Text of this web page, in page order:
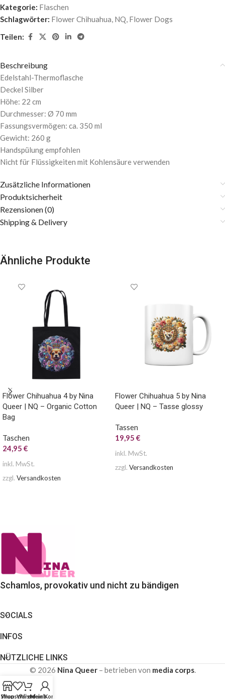
Kategorie: Flaschen
Schlagwörter: Flower Chihuahua, NQ, Flower Dogs
Teilen:
Beschreibung
Edelstahl-Thermoflasche
Deckel Silber
Höhe: 22 cm
Durchmesser: Ø 70 mm
Fassungsvermögen: ca. 350 ml
Gewicht: 260 g
Handspülung empfohlen
Nicht für Flüssigkeiten mit Kohlensäure verwenden
Zusätzliche Informationen
Produktsicherheit
Rezensionen (0)
Shipping & Delivery
Ähnliche Produkte
Flower Chihuahua 4 by Nina
Queer | NQ – Organic Cotton
Bag
Taschen
24,95 €
inkl. MwSt.
zzgl. Versandkosten
Flower Chihuahua 5 by Nina
Queer | NQ – Tasse glossy
Tassen
19,95 €
inkl. MwSt.
zzgl. Versandkosten
Schamlos, provokativ und nicht zu bändigen
SOCIALS
INFOS
NÜTZLICHE LINKS
© 2026 Nina Queer– betrieben von media corps.
Shop
Wunschliste
Warenkorb
Mein Konto